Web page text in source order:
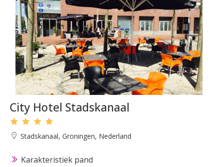
City Hotel Stadskanaal
Stadskanaal, Groningen, Nederland
Karakteristiek pand